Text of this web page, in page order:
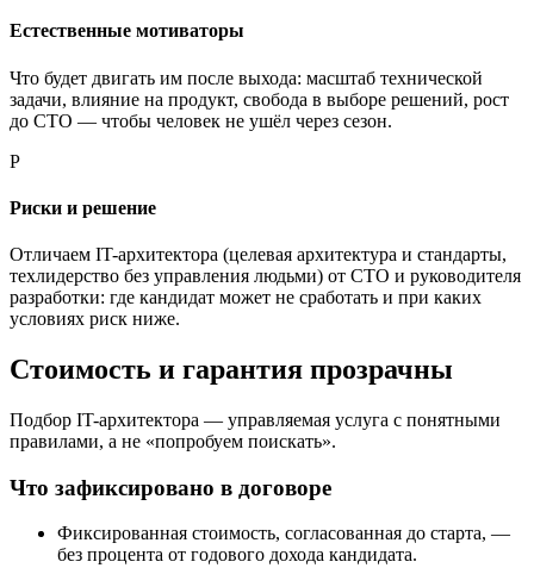
Естественные мотиваторы
Что будет двигать им после выхода: масштаб технической
задачи, влияние на продукт, свобода в выборе решений, рост
до CTO — чтобы человек не ушёл через сезон.
Р
Риски и решение
Отличаем IT-архитектора (целевая архитектура и стандарты,
техлидерство без управления людьми) от CTO и руководителя
разработки: где кандидат может не сработать и при каких
условиях риск ниже.
Стоимость и гарантия прозрачны
Подбор IT-архитектора — управляемая услуга с понятными
правилами, а не «попробуем поискать».
Что зафиксировано в договоре
Фиксированная стоимость, согласованная до старта, —
без процента от годового дохода кандидата.